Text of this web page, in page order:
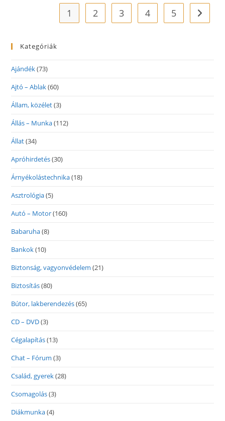
1 2 3 4 5 Go to
Kategóriák
Ajándék(73)
Ajtó – Ablak(60)
Állam, közélet(3)
Állás – Munka(112)
Állat(34)
Apróhirdetés(30)
Árnyékolástechnika(18)
Asztrológia(5)
Autó – Motor(160)
Babaruha(8)
Bankok(10)
Biztonság, vagyonvédelem (21)
Biztosítás(80)
Bútor, lakberendezés(65)
CD – DVD(3)
Cégalapítás(13)
Chat – Fórum (3)
Család, gyerek(28)
Csomagolás(3)
Diákmunka(4)